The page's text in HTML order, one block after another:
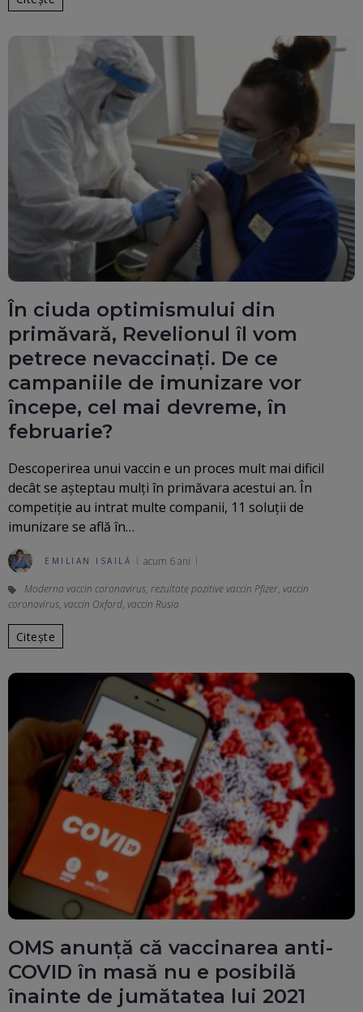
În ciuda optimismului din
primăvară, Revelionul îl vom
petrece nevaccinați. De ce
campaniile de imunizare vor
începe, cel mai devreme, în
februarie?
Descoperirea unui vaccin e un proces mult mai dificil
decât se așteptau mulți în primăvara acestui an. În
competiție au intrat multe companii, 11 soluții de
imunizare se află în…
EMILIAN ISAILĂ acum 6 ani
Moderna vaccin coronavirus, rezultate pozitive vaccin Pfizer, vaccin
coronavirus, vaccin Oxford, vaccin Rusia
Citește
OMS anunță că vaccinarea anti-
COVID în masă nu e posibilă
înainte de jumătatea lui 2021